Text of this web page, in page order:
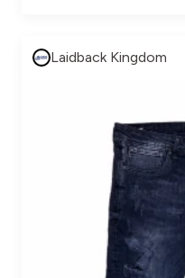
Laidback Kingdom